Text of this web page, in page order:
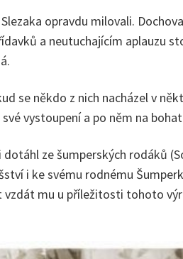
opravdu milovali.
a neutuchajícím aplauzu
se někdo z nich nacházel v
vystoupení a po něm na
ze šumperských rodáků
i ke svému rodnému
mu u příležitosti tohoto